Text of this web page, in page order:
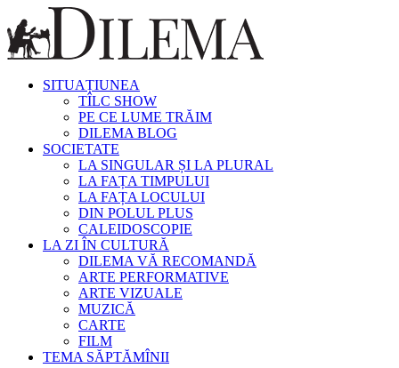
SITUAȚIUNEA
TÎLC SHOW
PE CE LUME TRĂIM
DILEMA BLOG
SOCIETATE
LA SINGULAR ȘI LA PLURAL
LA FAȚA TIMPULUI
LA FAȚA LOCULUI
DIN POLUL PLUS
CALEIDOSCOPIE
LA ZI ÎN CULTURĂ
DILEMA VĂ RECOMANDĂ
ARTE PERFORMATIVE
ARTE VIZUALE
MUZICĂ
CARTE
FILM
TEMA SĂPTĂMÎNII